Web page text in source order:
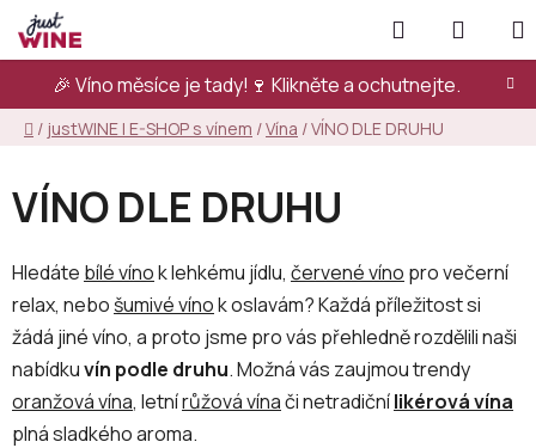
Přejít
na
obsah
🎉 Víno měsíce je tady!🍷 Klikněte a ochutnejte.
Hledat
KOŠÍK
Domů
/ justWINE | E-SHOP s vínem /Vína /VÍNO DLE DRUHU
VÍNO DLE DRUHU
Hledáte bílé vínok lehkému jídlu, červené víno pro večerní
relax, nebo šumivé vínok oslavám? Každá příležitost si
žádá jiné víno, a proto jsme pro vás přehledně rozdělili naši
nabídkuvín podle druhu. Možná vás zaujmou trendy
oranžová vína, letnírůžová vínači netradičnílikérová vína
plná sladkého aroma.